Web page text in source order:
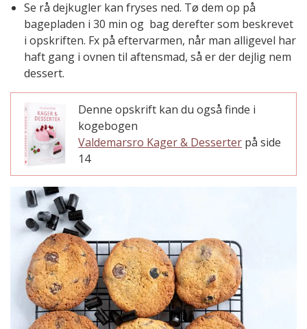
Se rå dejkugler kan fryses ned. Tø dem op på
bagepladen i 30 min og bag derefter som beskrevet
i opskriften. Fx på eftervarmen, når man alligevel har
haft gang i ovnen til aftensmad, så er der dejlig nem
dessert.
Denne opskrift kan du også finde i
kogebogen
Valdemarsro Kager & Desserter på side
14